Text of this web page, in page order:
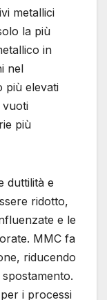
metallici
la più
in
nel
più elevati
vuoti
più
duttilità e
ridotto,
e le
MMC fa
riducendo
i processi